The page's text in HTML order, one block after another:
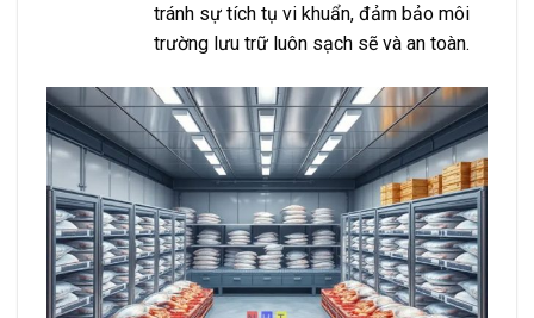
tránh sự tích tụ vi khuẩn, đảm bảo môi
trường lưu trữ luôn sạch sẽ và an toàn.